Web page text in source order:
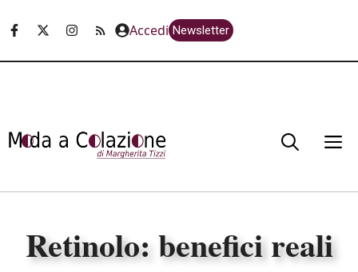
Accedi Newsletter
Retinolo: benefici reali